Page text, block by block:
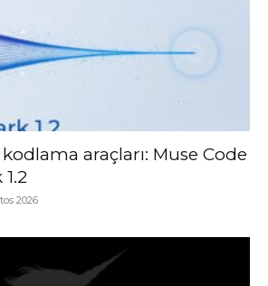
araçları: Muse Code
2026